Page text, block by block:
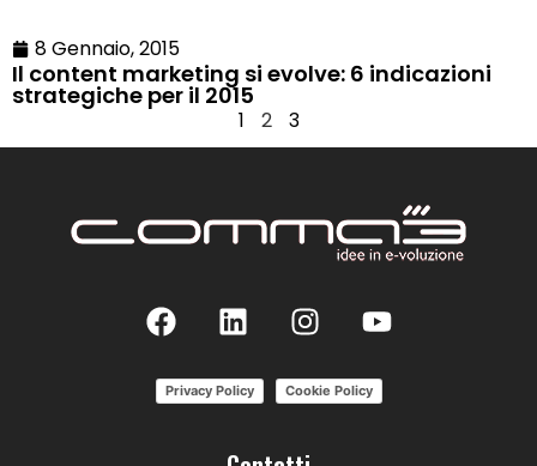
8 Gennaio, 2015
Il content marketing si evolve: 6 indicazioni
strategiche per il 2015
1 2 3
Privacy Policy Cookie Policy